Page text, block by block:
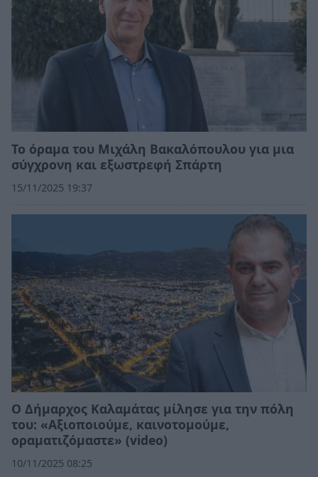
Το όραμα του Μιχάλη Βακαλόπουλου για μια
σύγχρονη και εξωστρεφή Σπάρτη
15/11/2025 19:37
Ο Δήμαρχος Καλαμάτας μίλησε για την πόλη
του: «Αξιοποιούμε, καινοτομούμε,
οραματιζόμαστε» (video)
10/11/2025 08:25